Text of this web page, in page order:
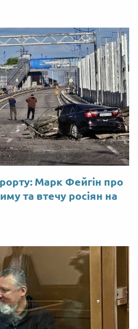
Марк Фейгін про
та втечу росіян на